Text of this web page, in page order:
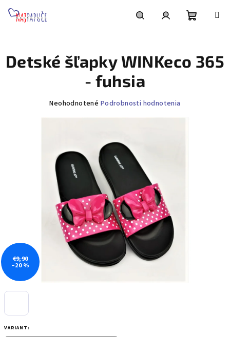
košík
VARIANT:
Detské šľapky WINKeco 365
- fuhsia
Priemerné
hviezdičiek.
Neohodnotené Podrobnosti hodnotenia
€9,90
–20 %